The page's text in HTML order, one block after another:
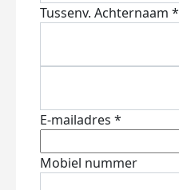
Tussenv. Achternaam *
E-mailadres *
Mobiel nummer